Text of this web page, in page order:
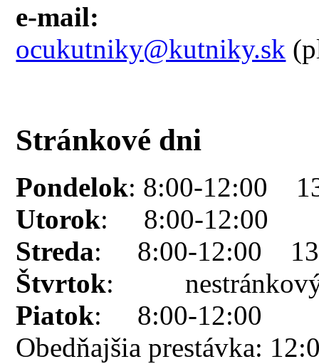
e-mail:
ocukutniky@kutniky.sk
Stránkové dni
Pondelok: 8:00-12:00
Utorok: 8:00-12:00
Streda: 8:00-12:00
Štvrtok: nestránkový
Piatok: 8:00-12:00
Obedňajšia prestávka: